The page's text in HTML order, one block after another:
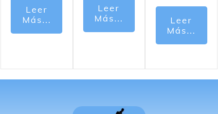
Leer
Más...
Leer
Más...
Leer
Más...